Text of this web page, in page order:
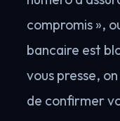
compromis »,
bancaire est
vous presse,
de confirmer